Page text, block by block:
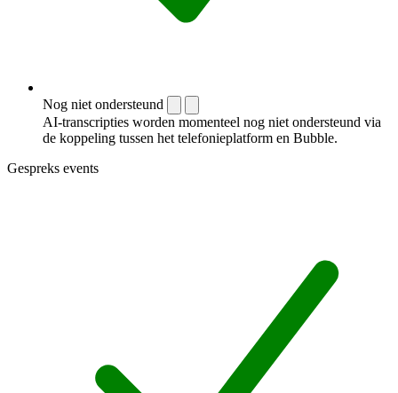
Nog niet ondersteund
AI-transcripties worden momenteel nog niet ondersteund via
de koppeling tussen het telefonieplatform en Bubble.
Gespreks events